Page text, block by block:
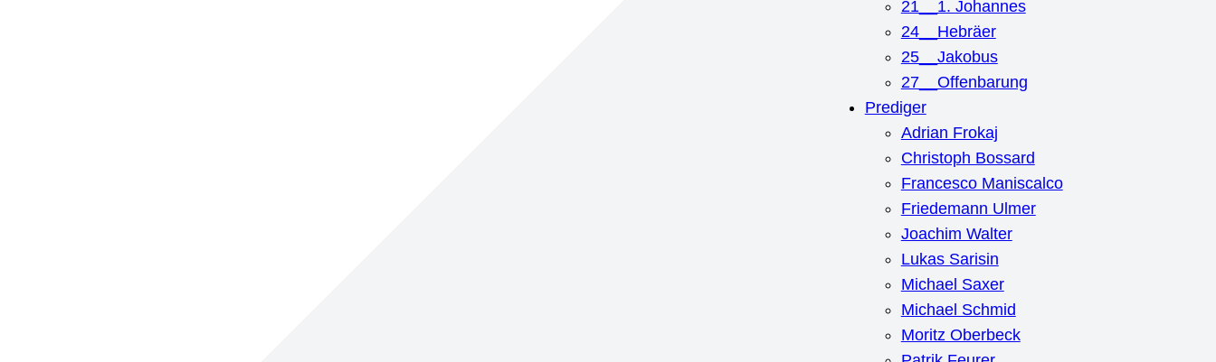
21__1. Johannes
24__Hebräer
25__Jakobus
27__Offenbarung
Prediger
Adrian Frokaj
Christoph Bossard
Francesco Maniscalco
Friedemann Ulmer
Joachim Walter
Lukas Sarisin
Michael Saxer
Michael Schmid
Moritz Oberbeck